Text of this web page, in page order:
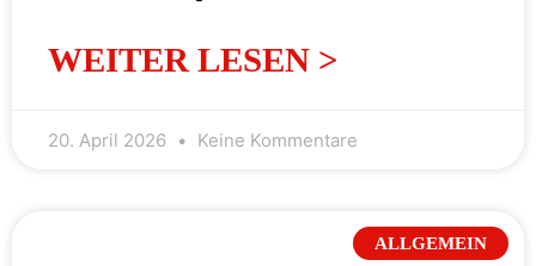
WEITER LESEN >
20. April 2026 Keine Kommentare
ALLGEMEIN